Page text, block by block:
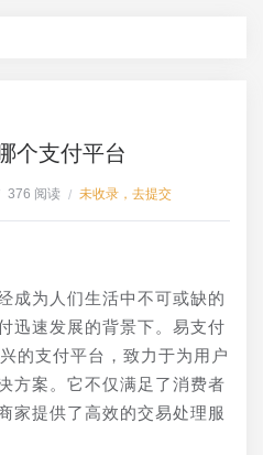
个支付平台
376 阅读 / 未收录，去提交
成为人们生活中不可或缺的
迅速发展的背景下。易支付
的支付平台，致力于为用户
方案。它不仅满足了消费者
家提供了高效的交易处理服